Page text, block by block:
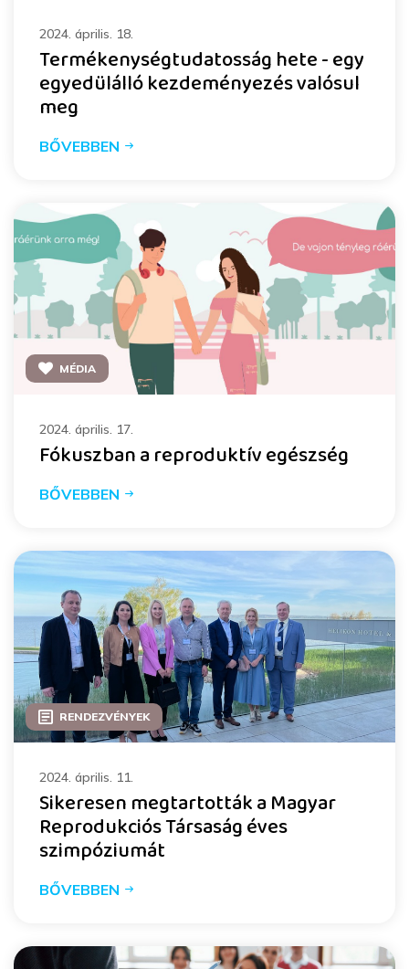
2024. április. 18.
Termékenységtudatosság hete - egy
egyedülálló kezdeményezés valósul
meg
BŐVEBBEN
MÉDIA
2024. április. 17.
Fókuszban a reproduktív egészség
BŐVEBBEN
RENDEZVÉNYEK
2024. április. 11.
Sikeresen megtartották a Magyar
Reprodukciós Társaság éves
szimpóziumát
BŐVEBBEN